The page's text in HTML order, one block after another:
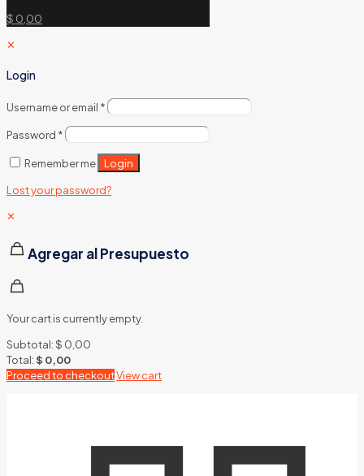
$ 0,00
✕
Login
Username or email *
Password *
Remember me Login
Lost your password?
✕
Agregar al Presupuesto
Your cart is currently empty.
Subtotal:$ 0,00
Total:$ 0,00
Proceed to checkoutView cart